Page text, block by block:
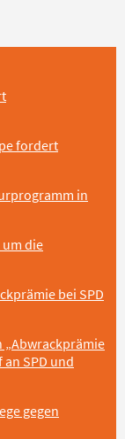
fordert
in
um die
bei SPD
„Abwrackprämie
SPD und
gegen